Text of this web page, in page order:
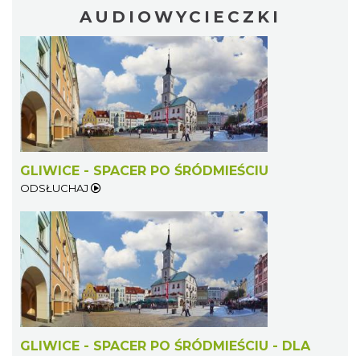
AUDIOWYCIECZKI
GLIWICE - SPACER PO ŚRÓDMIEŚCIU
ODSŁUCHAJ
GLIWICE - SPACER PO ŚRÓDMIEŚCIU - DLA